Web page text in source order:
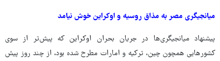
میانجیگری مصر به مذاق روسیه و اوکراین خوش نیامد
پیشنهاد میانجیگری‌ها در جریان بحران اوکراین که پیش‌تر از سوی
کشورهایی همچون چین، ترکیه و امارات مطرح شده بود، از چند روز پیش